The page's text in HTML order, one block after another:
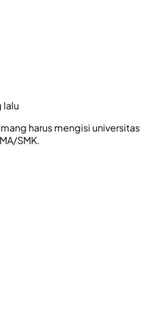
lalu
harus mengisi universitas
SMK.